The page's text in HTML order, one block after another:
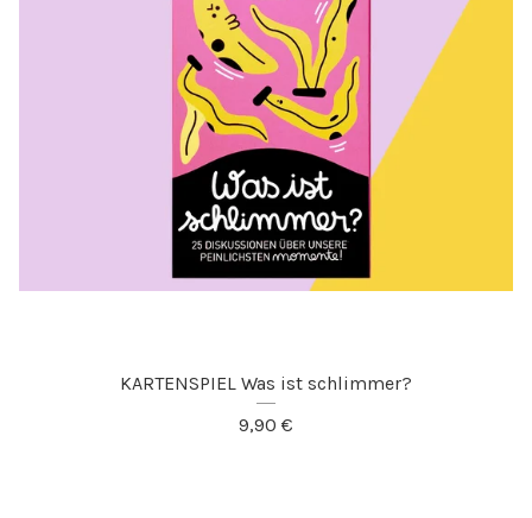
KARTENSPIEL Was ist schlimmer?
9,90 €